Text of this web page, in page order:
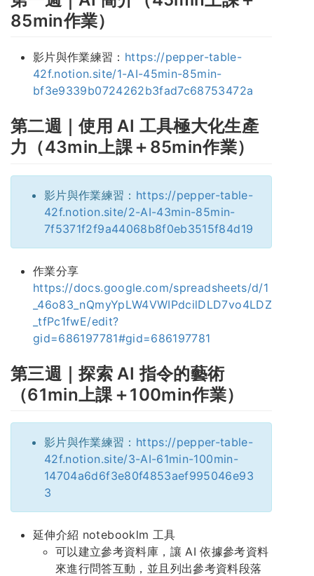
85min作業）
影片與作業練習： https://pepper-table-
42f.notion.site/1-AI-45min-85min-
bf3e9339b0724262b3fad7c68753472a
第二週｜使用 AI 工具極大化生產
力（43min上課＋85min作業）
影片與作業練習： https://pepper-table-
42f.notion.site/2-AI-43min-85min-
7f5371f2f9a44068b8f0eb3515f84d19
作業分享
https://docs.google.com/spreadsheets/d/1
_46o83_nQmyYpLW4VWIPdcilDLD7vo4LDZ
_tfPc1fwE/edit?
gid=686197781#gid=686197781
第三週｜探索 AI 指令的藝術
（61min上課＋100min作業）
影片與作業練習： https://pepper-table-
42f.notion.site/3-AI-61min-100min-
14704a6d6f3e80f4853aef995046e93
3
延伸介紹 notebooklm 工具
可以建立參考資料庫，讓 AI 依據參考資料
來進行問答互動，並且列出參考資料段落